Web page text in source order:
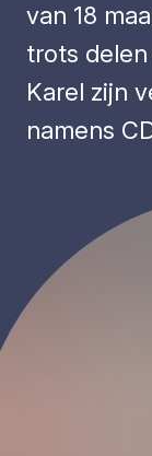
van 18
trots delen
Karel zijn
namens